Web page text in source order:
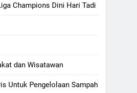
Champions Dini Hari Tadi
dan Wisatawan
Untuk Pengelolaan Sampah